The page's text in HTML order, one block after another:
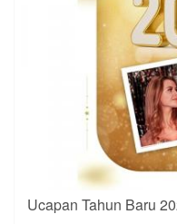
Ucapan Tahun Baru